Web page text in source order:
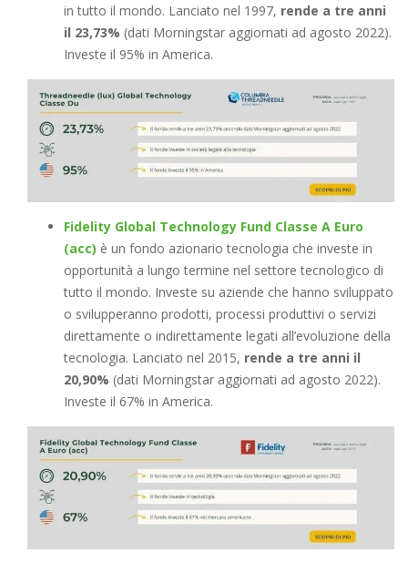
in tutto il mondo. Lanciato nel 1997, rende a tre anni
il 23,73% (dati Morningstar aggiornati ad agosto 2022).
Investe il 95% in America.
Fidelity Global Technology Fund Classe A Euro
(acc) è un fondo azionario tecnologia che investe in
opportunità a lungo termine nel settore tecnologico di
tutto il mondo. Investe su aziende che hanno sviluppato
o svilupperanno prodotti, processi produttivi o servizi
direttamente o indirettamente legati all’evoluzione della
tecnologia. Lanciato nel 2015, rende a tre anni il
20,90% (dati Morningstar aggiornati ad agosto 2022).
Investe il 67% in America.